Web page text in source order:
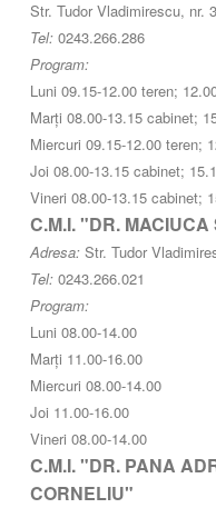
Str. Tudor Vladimirescu, nr.
Tel: 0243.266.286
Program:
Luni 09.15-12.00 teren;
Marți 08.00-13.15 cabinet;
Miercuri 09.15-12.00 teren;
Joi 08.00-13.15 cabinet;
Vineri 08.00-13.15 cabinet;
C.M.I. "DR. MACIUCA
Adresa: Str. Tudor
Tel: 0243.266.021
Program:
Luni 08.00-14.00
Marți 11.00-16.00
Miercuri 08.00-14.00
Joi 11.00-16.00
Vineri 08.00-14.00
C.M.I. "DR. PANA
CORNELIU"